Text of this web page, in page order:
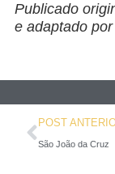
Publicado
e adaptado
POST
São João da Cruz